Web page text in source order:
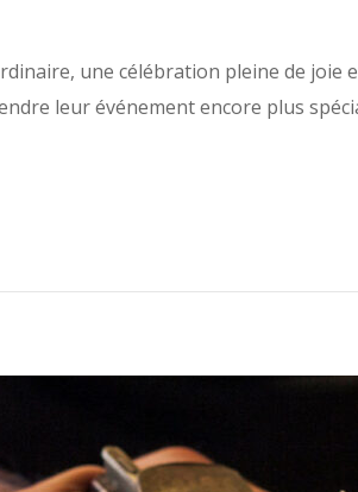
une célébration pleine de joie
leur événement encore plus